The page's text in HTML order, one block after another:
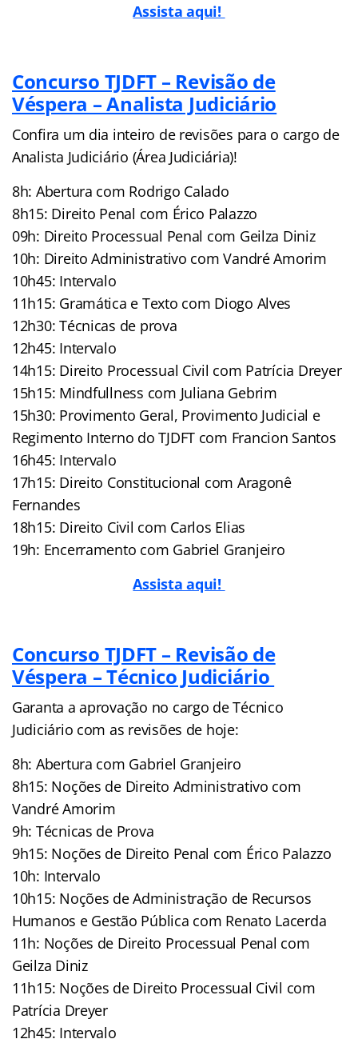
Assista aqui!
Concurso TJDFT – Revisão de
Véspera – Analista Judiciário
Confira um dia inteiro de revisões para o cargo de
Analista Judiciário (Área Judiciária)!
8h: Abertura com Rodrigo Calado
8h15: Direito Penal com Érico Palazzo
09h: Direito Processual Penal com Geilza Diniz
10h: Direito Administrativo com Vandré Amorim
10h45: Intervalo
11h15: Gramática e Texto com Diogo Alves
12h30: Técnicas de prova
12h45: Intervalo
14h15: Direito Processual Civil com Patrícia Dreyer
15h15: Mindfullness com Juliana Gebrim
15h30: Provimento Geral, Provimento Judicial e
Regimento Interno do TJDFT com Francion Santos
16h45: Intervalo
17h15: Direito Constitucional com Aragonê
Fernandes
18h15: Direito Civil com Carlos Elias
19h: Encerramento com Gabriel Granjeiro
Assista aqui!
Concurso TJDFT – Revisão de
Véspera – Técnico Judiciário
Garanta a aprovação no cargo de Técnico
Judiciário com as revisões de hoje:
8h: Abertura com Gabriel Granjeiro
8h15: Noções de Direito Administrativo com
Vandré Amorim
9h: Técnicas de Prova
9h15: Noções de Direito Penal com Érico Palazzo
10h: Intervalo
10h15: Noções de Administração de Recursos
Humanos e Gestão Pública com Renato Lacerda
11h: Noções de Direito Processual Penal com
Geilza Diniz
11h15: Noções de Direito Processual Civil com
Patrícia Dreyer
12h45: Intervalo